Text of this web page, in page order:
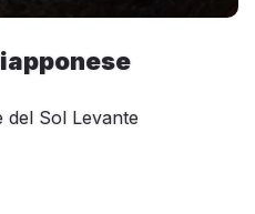
del Sol Levante